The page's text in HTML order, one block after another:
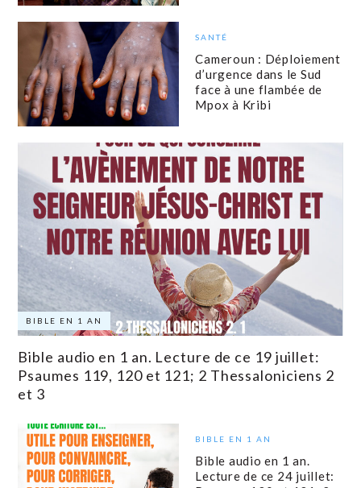
SANTÉ
Cameroun : Déploiement
d’urgence dans le Sud
face à une flambée de
Mpox à Kribi
BIBLE EN 1 AN
Bible audio en 1 an. Lecture de ce 19 juillet:
Psaumes 119, 120 et 121; 2 Thessaloniciens 2
et 3
BIBLE EN 1 AN
Bible audio en 1 an.
Lecture de ce 24 juillet: